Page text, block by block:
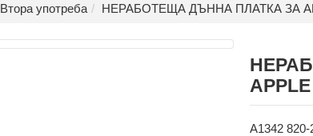
Втора употреба НЕРАБОТЕЩА ДЪННА ПЛАТКА ЗА
A1342 820-